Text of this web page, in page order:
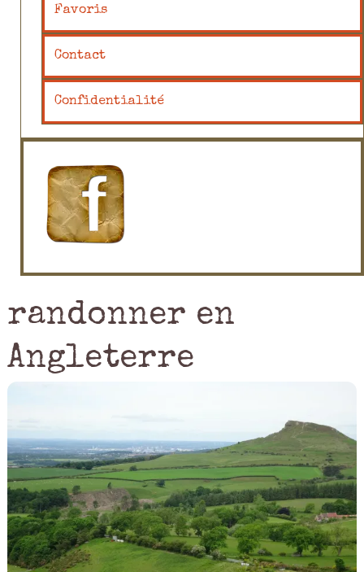
Favoris
Contact
Confidentialité
randonner en
Angleterre